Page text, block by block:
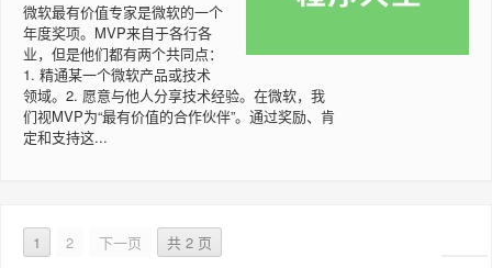
微软最有价值专家是微软的一个
年度奖项。MVP来自于各行各
业，但是他们都有两个共同点：
1. 精通某一个微软产品或技术
领域。2. 愿意与他人分享技术经验。在微软，我
们视MVP为“最有价值的合作伙伴”。通过奖励、肯
定和支持这...
1 2 下一页 共 2 页